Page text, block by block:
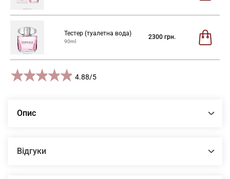
Тестер (туалетна вода)
90ml
2300 грн.
5 stars
4 stars
3 stars
2 stars
1 star 4.88/5
Опис
Відгуки